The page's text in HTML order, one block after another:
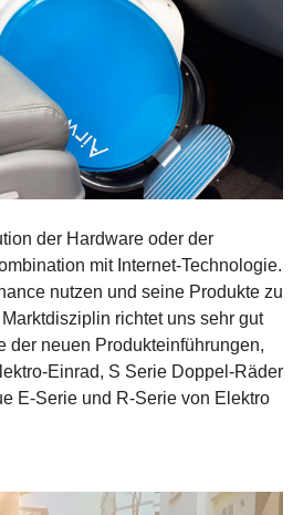
der Hardware oder der
mit Internet-Technologie.
nutzen und seine Produkte zu
richtet uns sehr gut
der neuen Produkteinführungen,
Einrad, S Serie Doppel-Räder
E-Serie und R-Serie von Elektro